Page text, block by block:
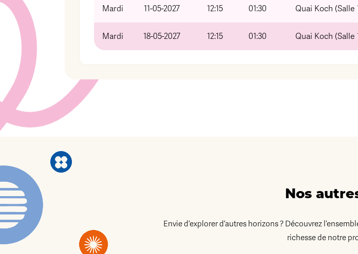
Mardi 11-05-2027 12:15 01:30 Quai Koch (Salle
Mardi 18-05-2027 12:15 01:30 Quai Koch (Salle
Nos
Envie d’explorer d’autres horizons ? Découvrez
richesse de notre